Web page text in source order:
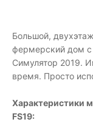
Большой,
фермерский дом
Симулятор 2019.
время. Просто
Характеристики
FS19: